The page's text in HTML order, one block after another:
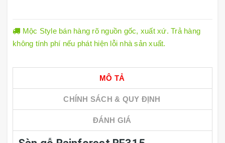
Mộc Style bán hàng rõ nguồn gốc, xuất xứ. Trả hàng
không tính phí nếu phát hiện lỗi nhà sản xuất.
MÔ TẢ
CHÍNH SÁCH & QUY ĐỊNH
ĐÁNH GIÁ